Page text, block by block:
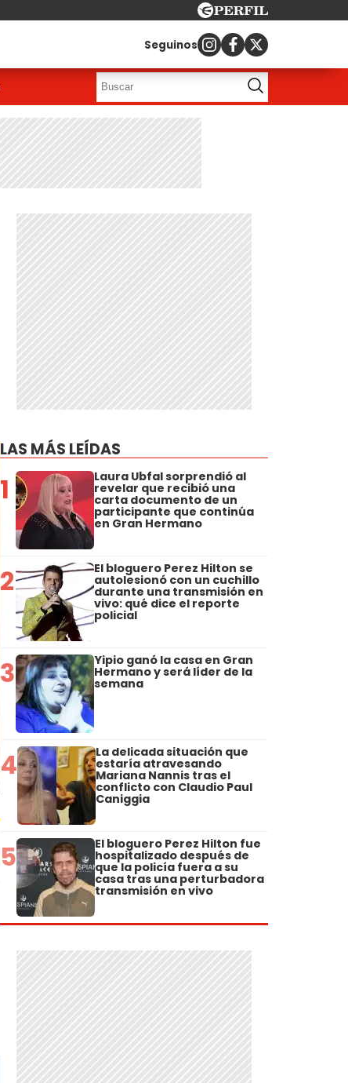
Seguinos
LAS MÁS LEÍDAS
1 Laura Ubfal sorprendió al
revelar que recibió una
carta documento de un
participante que continúa
en Gran Hermano
2 El bloguero Perez Hilton se
autolesionó con un cuchillo
durante una transmisión en
vivo: qué dice el reporte
policial
3 Yipio ganó la casa en Gran
Hermano y será líder de la
semana
4 La delicada situación que
estaría atravesando
Mariana Nannis tras el
conflicto con Claudio Paul
Caniggia
5 El bloguero Perez Hilton fue
hospitalizado después de
que la policía fuera a su
casa tras una perturbadora
transmisión en vivo